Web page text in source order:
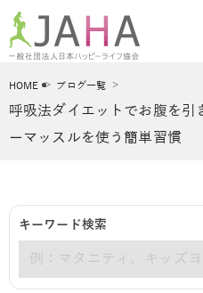
HOME ブログ一覧
呼吸法ダイエットでお腹を引
ーマッスルを使う簡単習慣
キーワード検索